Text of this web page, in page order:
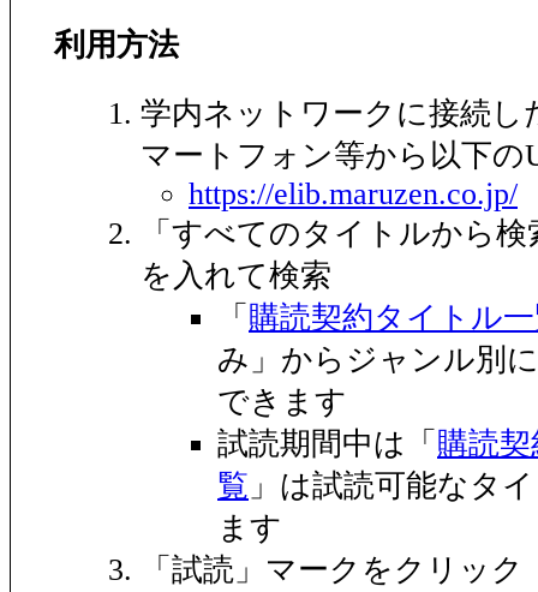
利用方法
学内ネットワークに接続し
マートフォン等から以下の
https://elib.maruzen.co.jp/
「すべてのタイトルから
を入れて検索
「 購読契約タイトル
み」からジャンル別
できます
試読期間中は「 購読
覧 」は試読可能なタ
ます
「試読」マークをクリック